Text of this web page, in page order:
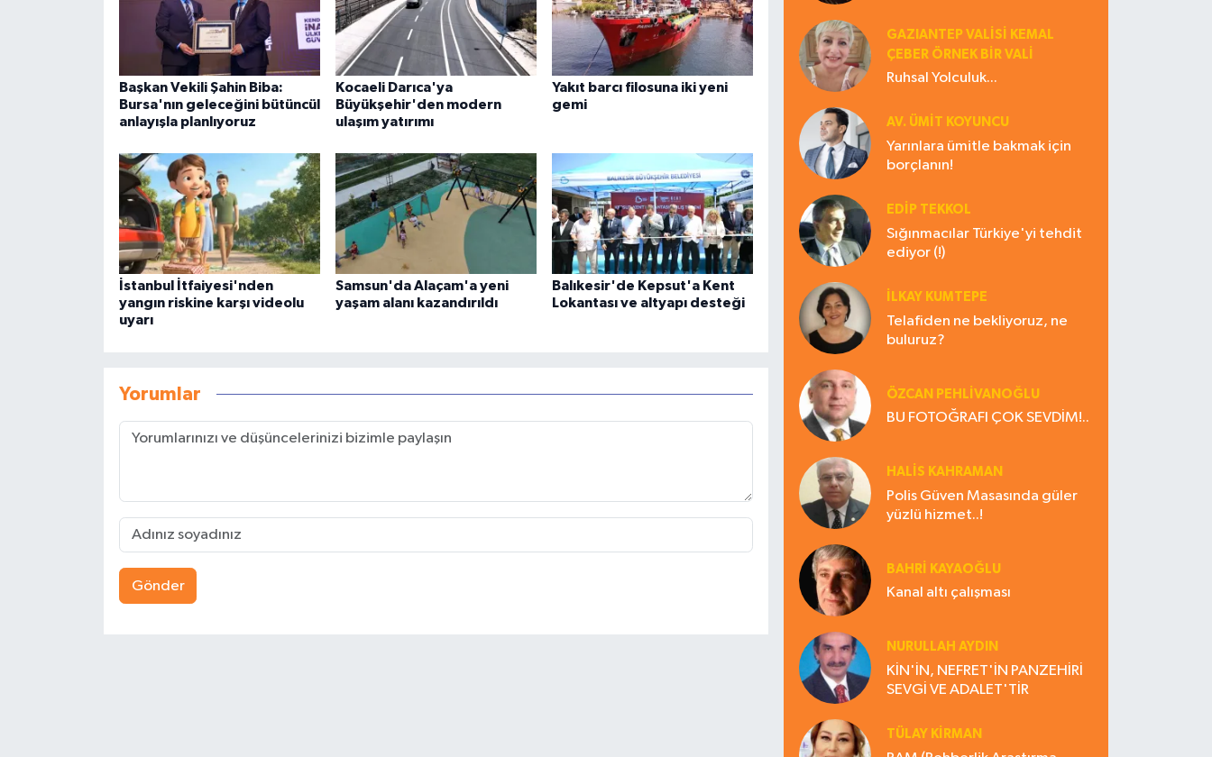
Başkan Vekili Şahin Biba:
Bursa'nın geleceğini bütüncül
anlayışla planlıyoruz
Kocaeli Darıca'ya
Büyükşehir'den modern
ulaşım yatırımı
Yakıt barcı filosuna iki yeni
gemi
İstanbul İtfaiyesi'nden
yangın riskine karşı videolu
uyarı
Samsun'da Alaçam'a yeni
yaşam alanı kazandırıldı
Balıkesir'de Kepsut'a Kent
Lokantası ve altyapı desteği
Yorumlar
Gönder
GAZIANTEP VALISI KEMAL
ÇEBER ÖRNEK BİR VALİ
Ruhsal Yolculuk...
AV. ÜMIT KOYUNCU
Yarınlara ümitle bakmak için
borçlanın!
EDIP TEKKOL
Sığınmacılar Türkiye'yi tehdit
ediyor (!)
İLKAY KUMTEPE
Telafiden ne bekliyoruz, ne
buluruz?
ÖZCAN PEHLİVANOĞLU
BU FOTOĞRAFI ÇOK SEVDİM!..
HALIS KAHRAMAN
Polis Güven Masasında güler
yüzlü hizmet..!
BAHRI KAYAOĞLU
Kanal altı çalışması
NURULLAH AYDIN
KİN'İN, NEFRET'İN PANZEHİRİ
SEVGİ VE ADALET'TİR
TÜLAY KİRMAN